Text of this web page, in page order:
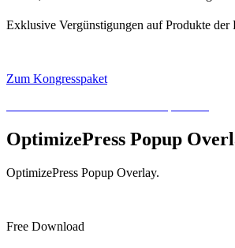
Exklusive Vergünstigungen auf Produkte der
Zum Kongresspaket
OptimizePress Popup
OptimizePress Popup Overlay.
Free Download